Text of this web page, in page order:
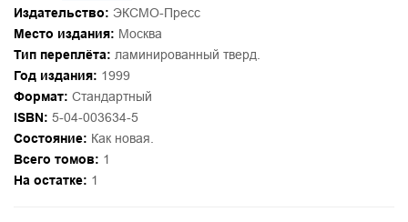
Издательство: ЭКСМО-Пресс
Место издания: Москва
Тип переплёта: ламинированный тверд.
Год издания: 1999
Формат: Стандартный
ISBN: 5-04-003634-5
Состояние: Как новая.
Всего томов: 1
На остатке: 1